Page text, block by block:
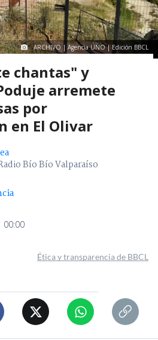
ARCHIVO | Agencia UNO | Edición BBCL
chantas" y
arremete
por
en El Olivar
Bío Bío Valparaíso
00:00
Ética y transparencia de BBCL